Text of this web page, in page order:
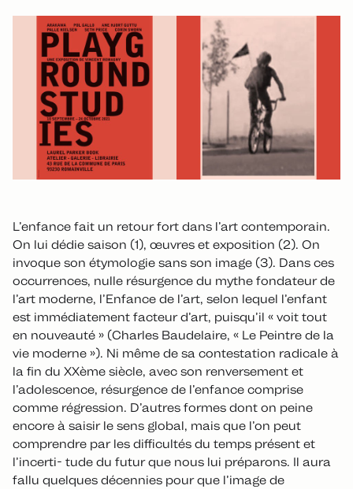
L’enfance fait un retour fort dans l’art contemporain.
On lui dédie saison (1), œuvres et exposition (2). On
invoque son étymologie sans son image (3). Dans ces
occurrences, nulle résurgence du mythe fondateur de
l’art moderne, l’Enfance de l’art, selon lequel l’enfant
est immédiatement facteur d’art, puisqu’il « voit tout
en nouveauté » (Charles Baudelaire, « Le Peintre de la
vie moderne »). Ni même de sa contestation radicale à
la fin du XXème siècle, avec son renversement et
l’adolescence, résurgence de l’enfance comprise
comme régression. D’autres formes dont on peine
encore à saisir le sens global, mais que l’on peut
comprendre par les difficultés du temps présent et
l’incerti- tude du futur que nous lui préparons. Il aura
fallu quelques décennies pour que l’image de